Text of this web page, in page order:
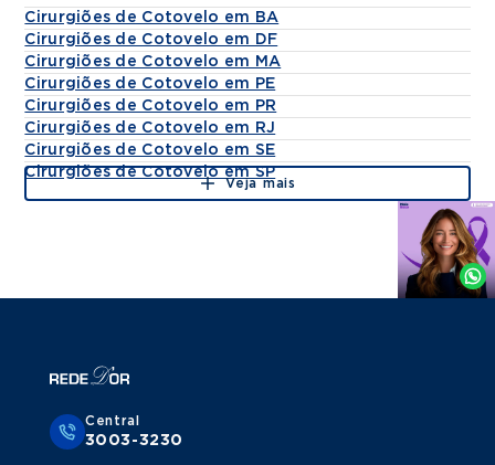
Cirurgiões de Cotovelo em BA
Cirurgiões de Cotovelo em DF
Cirurgiões de Cotovelo em MA
Cirurgiões de Cotovelo em PE
Cirurgiões de Cotovelo em PR
Cirurgiões de Cotovelo em RJ
Cirurgiões de Cotovelo em SE
Cirurgiões de Cotovelo em SP
Veja mais
Agende
Whatsapp
Central
3003-3230